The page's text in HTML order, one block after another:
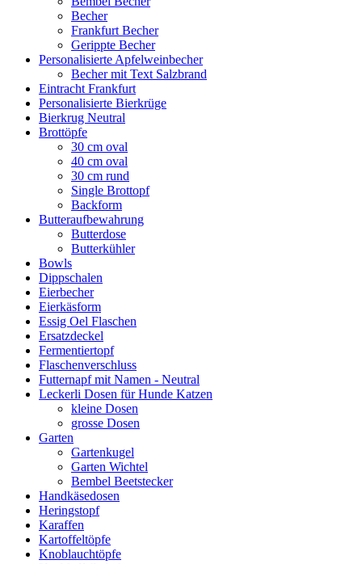
Becher
Frankfurt Becher
Gerippte Becher
Personalisierte Apfelweinbecher
Becher mit Text Salzbrand
Eintracht Frankfurt
Personalisierte Bierkrüge
Bierkrug Neutral
Brottöpfe
30 cm oval
40 cm oval
30 cm rund
Single Brottopf
Backform
Butteraufbewahrung
Butterdose
Butterkühler
Bowls
Dippschalen
Eierbecher
Eierkäsform
Essig Oel Flaschen
Ersatzdeckel
Fermentiertopf
Flaschenverschluss
Futternapf mit Namen - Neutral
Leckerli Dosen für Hunde Katzen
kleine Dosen
grosse Dosen
Garten
Gartenkugel
Garten Wichtel
Bembel Beetstecker
Handkäsedosen
Heringstopf
Karaffen
Kartoffeltöpfe
Knoblauchtöpfe